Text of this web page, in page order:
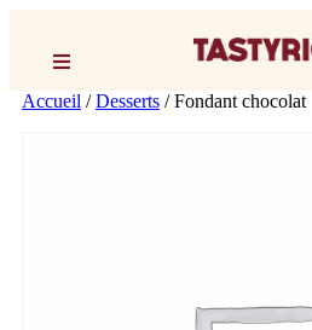
Accueil /Desserts / Fondant chocolat